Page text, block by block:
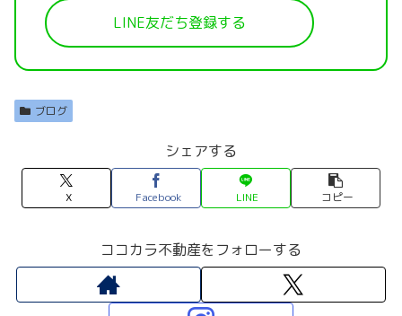
LINE友だち登録する
ブログ
シェアする
X Facebook LINE コピー
ココカラ不動産をフォローする